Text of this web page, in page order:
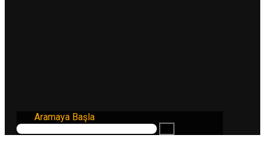
Aramaya Başla